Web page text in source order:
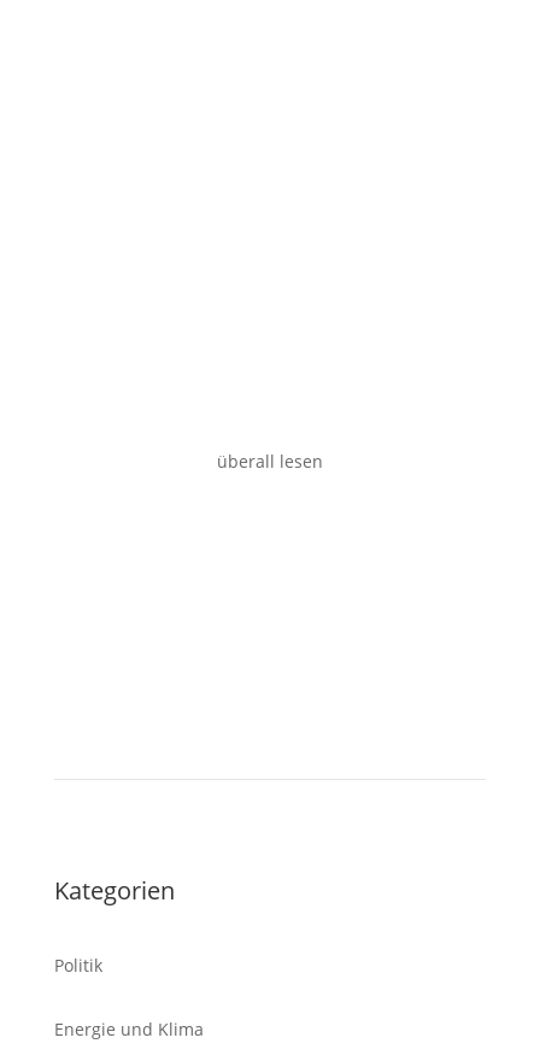
überall lesen
Kategorien
Politik
Energie und Klima